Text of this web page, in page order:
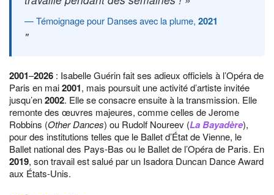
Témoignage pour Danses avec la plume, 2021
2001–2026 : Isabelle Guérin fait ses adieux officiels à l’Opéra de
Paris en mai2001, mais poursuit une activité d’artiste invitée
jusqu’en2002. Elle se consacre ensuite à la transmission. Elle
remonte des œuvres majeures, comme celles de Jerome
Robbins (Other Dances) ou Rudolf Noureev (La Bayadère),
pour des institutions telles que le Ballet d’État de Vienne, le
Ballet national des Pays-Bas ou le Ballet de l’Opéra de Paris. En
2019, son travail est salué par un Isadora Duncan Dance Award
aux États-Unis.